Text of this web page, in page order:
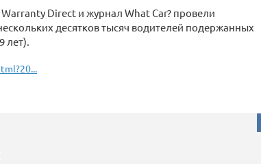
Direct и журнал What Car? провели
десятков тысяч водителей подержанных
лет).